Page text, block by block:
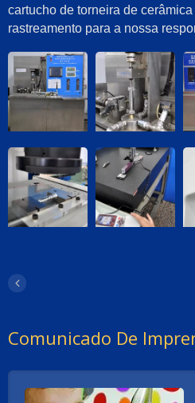
cartucho de torneira de
rastreamento para a nossa
Comunicado De